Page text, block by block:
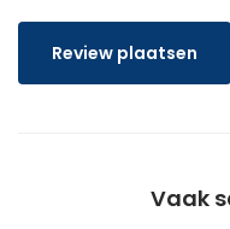
Review plaatsen
Vaak